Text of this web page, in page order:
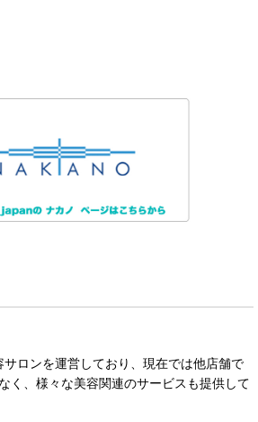
ロンを運営しており、現在では他店舗で
く、様々な美容関連のサービスも提供して